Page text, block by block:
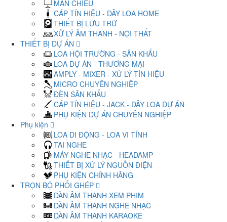
MÀN CHIẾU
CÁP TÍN HIỆU - DÂY LOA HOME
THIẾT BỊ LƯU TRỮ
XỬ LÝ ÂM THANH - NỘI THẤT
THIẾT BỊ DỰ ÁN
LOA HỘI TRƯỜNG - SÂN KHẤU
LOA DỰ ÁN - THƯƠNG MẠI
AMPLY - MIXER - XỬ LÝ TÍN HIỆU
MICRO CHUYÊN NGHIỆP
ĐÈN SÂN KHẤU
CÁP TÍN HIỆU - JACK - DÂY LOA DỰ ÁN
PHỤ KIỆN DỰ ÁN CHUYÊN NGHIỆP
Phụ kiện
LOA DI ĐỘNG - LOA VI TÍNH
TAI NGHE
MÁY NGHE NHẠC - HEADAMP
THIẾT BỊ XỬ LÝ NGUỒN ĐIỆN
PHỤ KIỆN CHÍNH HÃNG
TRỌN BỘ PHỐI GHÉP
DÀN ÂM THANH XEM PHIM
DÀN ÂM THANH NGHE NHẠC
DÀN ÂM THANH KARAOKE